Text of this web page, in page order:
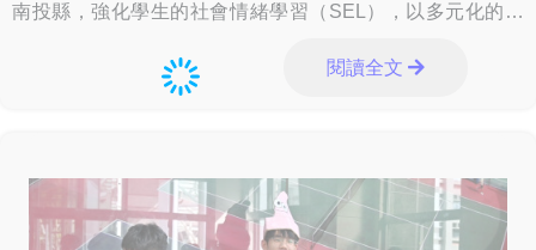
南投縣，強化學生的社會情緒學習（SEL），以多元化的課
閱讀全文